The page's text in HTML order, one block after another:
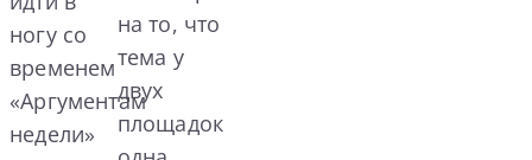
ногу со
временем
«Аргументам
недели»
на то, что
тема у
двух
площадок